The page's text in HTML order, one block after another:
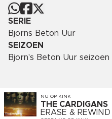
SERIE
Bjorns Beton Uur
SEIZOEN
Bjorn's Beton Uur seizoen
NU OP KINK
THE CARDIGANS
ERASE & REWIND